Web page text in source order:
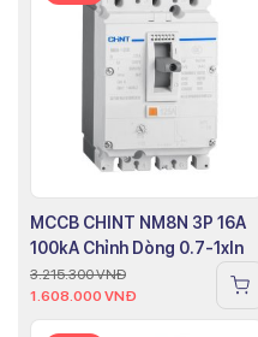
MCCB CHINT NM8N 3P 16A
100kA Chỉnh Dòng 0.7-1xIn
3.215.300VNĐ
1.608.000 VNĐ